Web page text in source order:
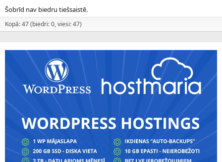
Šobrīd nav biedru tiešsaistē.
Kopā: 47 (biedri: 0, viesi: 47)